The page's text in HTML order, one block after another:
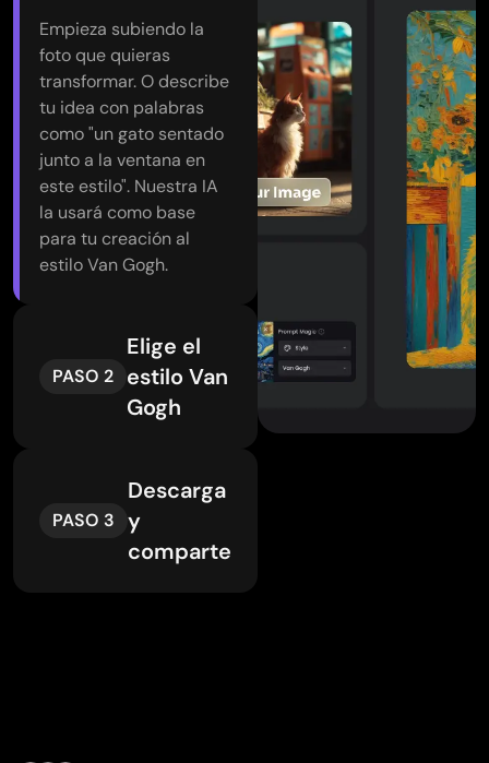
Empieza subiendo la
foto que quieras
transformar. O describe
tu idea con palabras
como "un gato sentado
junto a la ventana en
este estilo". Nuestra IA
la usará como base
para tu creación al
estilo Van Gogh.
PASO 2
Elige el
estilo Van
Gogh
PASO 3
Descarga
y
comparte